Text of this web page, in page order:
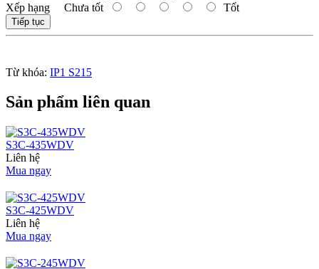
Xếp hạng Chưa tốt Tốt
Tiếp tục
Từ khóa: IP1 S215
Sản phẩm liên quan
S3C-435WDV
Liên hệ
Mua ngay
S3C-425WDV
Liên hệ
Mua ngay